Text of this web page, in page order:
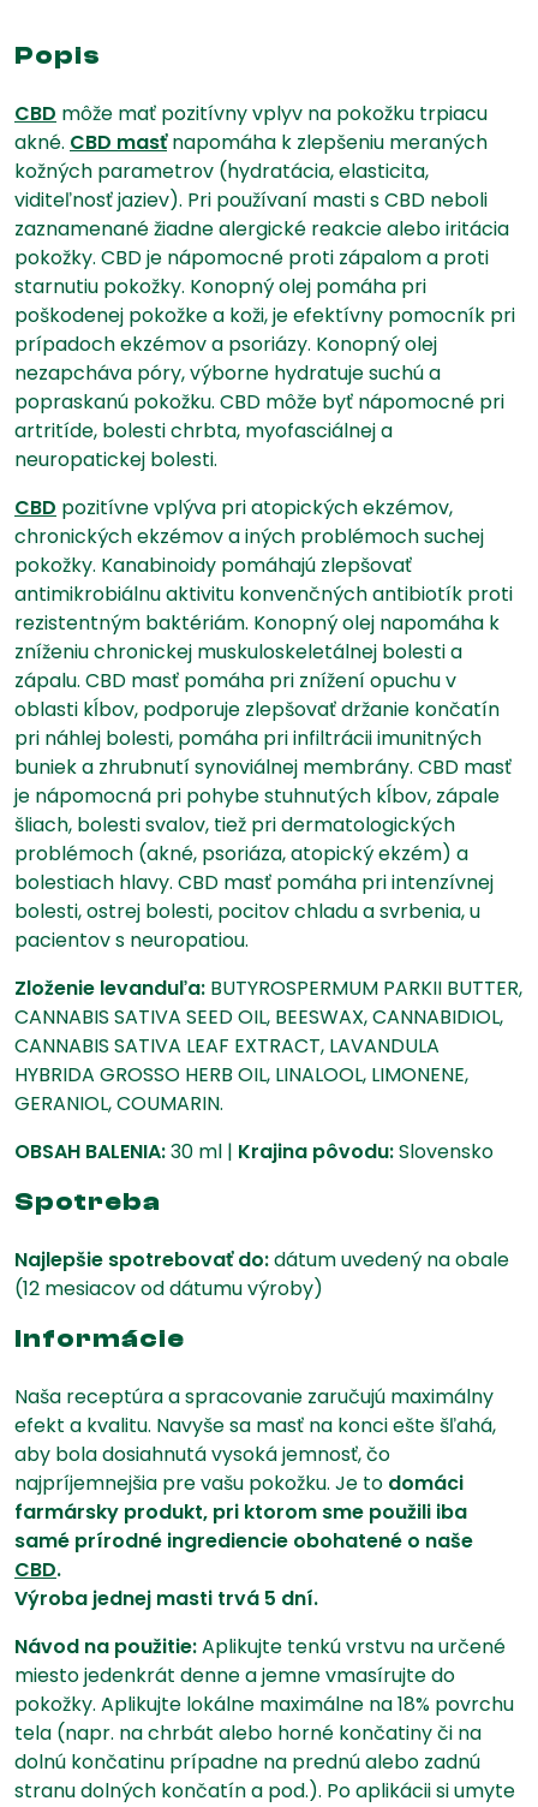
Popis
CBD môže mať pozitívny vplyv na pokožku trpiacu
akné. CBD masťnapomáha k zlepšeniu meraných
kožných parametrov (hydratácia, elasticita,
viditeľnosť jaziev). Pri používaní masti s CBD neboli
zaznamenané žiadne alergické reakcie alebo iritácia
pokožky. CBD je nápomocné proti zápalom a proti
starnutiu pokožky. Konopný olej pomáha pri
poškodenej pokožke a koži, je efektívny pomocník pri
prípadoch ekzémov a psoriázy. Konopný olej
nezapcháva póry, výborne hydratuje suchú a
popraskanú pokožku. CBD môže byť nápomocné pri
artritíde, bolesti chrbta, myofasciálnej a
neuropatickej bolesti.
CBD pozitívne vplýva pri atopických ekzémov,
chronických ekzémov a iných problémoch suchej
pokožky. Kanabinoidy pomáhajú zlepšovať
antimikrobiálnu aktivitu konvenčných antibiotík proti
rezistentným baktériám. Konopný olej napomáha k
zníženiu chronickej muskuloskeletálnej bolesti a
zápalu. CBD masť pomáha pri znížení opuchu v
oblasti kĺbov, podporuje zlepšovať držanie končatín
pri náhlej bolesti, pomáha pri infiltrácii imunitných
buniek a zhrubnutí synoviálnej membrány. CBD masť
je nápomocná pri pohybe stuhnutých kĺbov, zápale
šliach, bolesti svalov, tiež pri dermatologických
problémoch (akné, psoriáza, atopický ekzém) a
bolestiach hlavy. CBD masť pomáha pri intenzívnej
bolesti, ostrej bolesti, pocitov chladu a svrbenia, u
pacientov s neuropatiou.
Zloženie levanduľa: BUTYROSPERMUM PARKII BUTTER,
CANNABIS SATIVA SEED OIL, BEESWAX, CANNABIDIOL,
CANNABIS SATIVA LEAF EXTRACT, LAVANDULA
HYBRIDA GROSSO HERB OIL, LINALOOL, LIMONENE,
GERANIOL, COUMARIN.
OBSAH BALENIA:30 ml | Krajina pôvodu:Slovensko
Spotreba
Najlepšie spotrebovať do:dátum uvedený na obale
(12 mesiacov od dátumu výroby)
Informácie
Naša receptúra a spracovanie zaručujú maximálny
efekt a kvalitu. Navyše sa masť na konci ešte šľahá,
aby bola dosiahnutá vysoká jemnosť, čo
najpríjemnejšia pre vašu pokožku. Je to domáci
farmársky produkt, pri ktorom sme použili iba
samé prírodné ingrediencie obohatené o naše
CBD.
Výroba jednej masti trvá 5 dní.
Návod na použitie:Aplikujte tenkú vrstvu na určené
miesto jedenkrát denne a jemne vmasírujte do
pokožky. Aplikujte lokálne maximálne na 18% povrchu
tela (napr. na chrbát alebo horné končatiny či na
dolnú končatinu prípadne na prednú alebo zadnú
stranu dolných končatín a pod.). Po aplikácii si umyte